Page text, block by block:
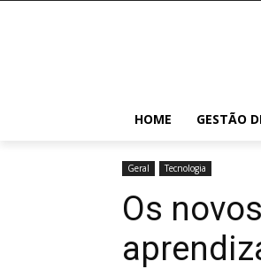
HOME GESTÃO
Geral Tecnologia
Os